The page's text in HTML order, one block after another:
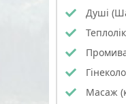
Душі
Масаж